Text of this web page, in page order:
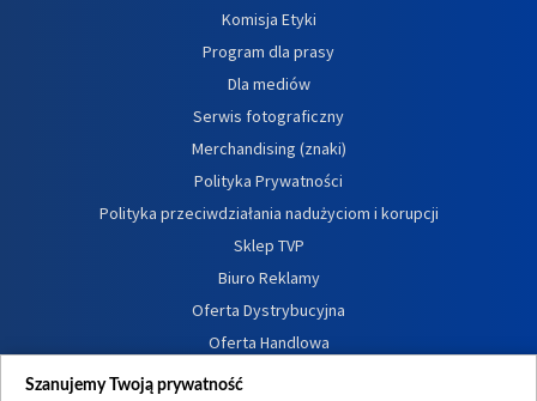
Komisja Etyki
Program dla prasy
Dla mediów
Serwis fotograficzny
Merchandising (znaki)
Polityka Prywatności
Polityka przeciwdziałania nadużyciom i korupcji
Sklep TVP
Biuro Reklamy
Oferta Dystrybucyjna
Oferta Handlowa
Dostępność
Szanujemy Twoją prywatność